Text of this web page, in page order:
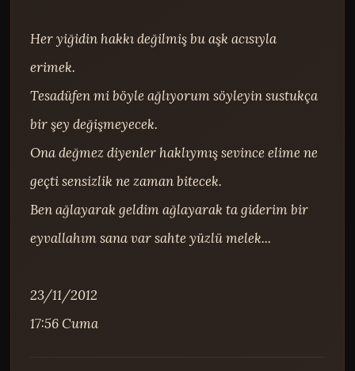
Her yiğidin hakkı değilmiş bu aşk acısıyla
erimek.
Tesadüfen mi böyle ağlıyorum söyleyin sustukça
bir şey değişmeyecek.
Ona değmez diyenler haklıymış sevince elime ne
geçti sensizlik ne zaman bitecek.
Ben ağlayarak geldim ağlayarak ta giderim bir
eyvallahım sana var sahte yüzlü melek...
23/11/2012
17:56 Cuma